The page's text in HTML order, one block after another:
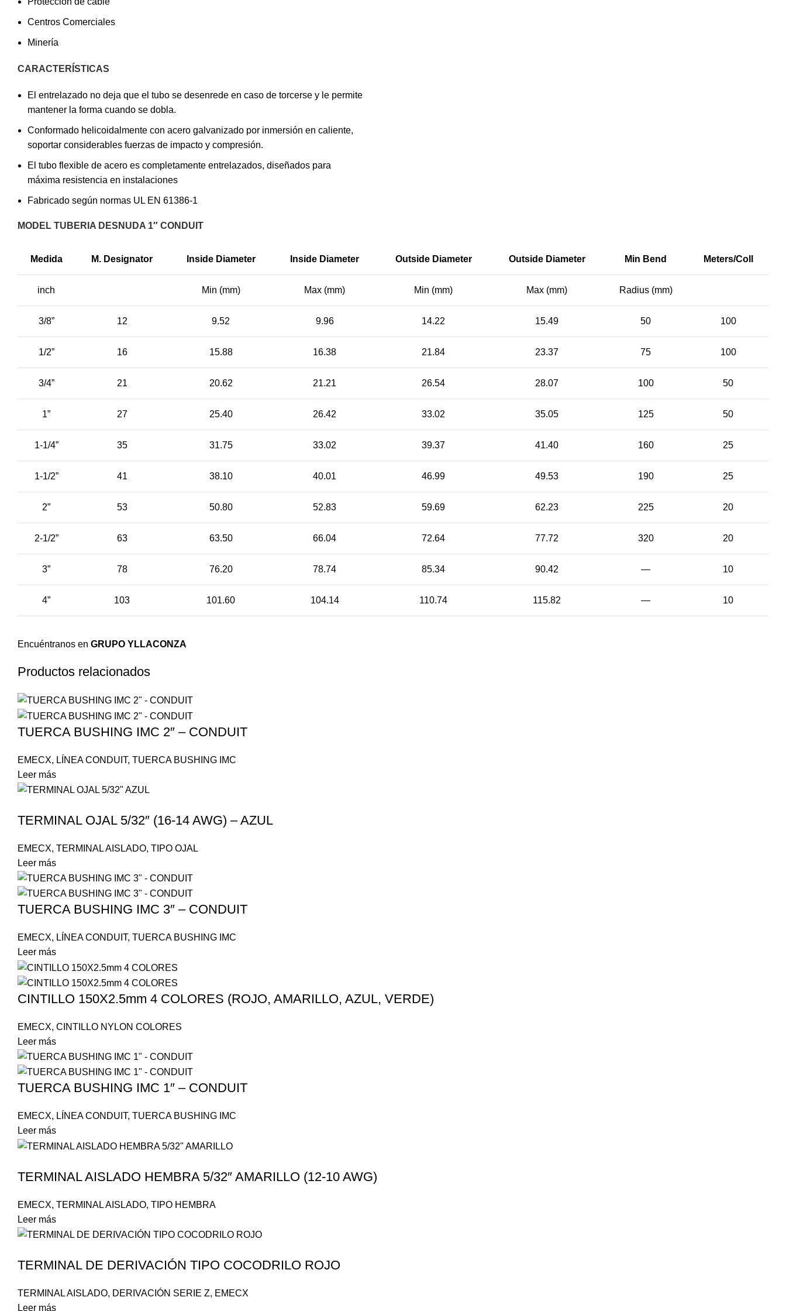
Centros Comerciales
Minería
CARACTERÍSTICAS
El entrelazado no deja que el tubo se desenrede en caso de torcerse y le permite
mantener la forma cuando se dobla.
Conformado helicoidalmente con acero galvanizado por inmersión en caliente,
soportar considerables fuerzas de impacto y compresión.
El tubo flexible de acero es completamente entrelazados, diseñados para
máxima resistencia en instalaciones
Fabricado según normas UL EN 61386-1
MODEL TUBERIA DESNUDA 1″ CONDUIT
Medida M. Designator Inside Diameter Inside Diameter Outside Diameter Outside Diameter Min Bend Meters/Coll
inch Min (mm) Max (mm) Min (mm) Max (mm) Radius (mm)
3/8” 12 9.52 9.96 14.22 15.49 50 100
1/2” 16 15.88 16.38 21.84 23.37 75 100
3/4” 21 20.62 21.21 26.54 28.07 100 50
1” 27 25.40 26.42 33.02 35.05 125 50
1-1/4” 35 31.75 33.02 39.37 41.40 160 25
1-1/2” 41 38.10 40.01 46.99 49.53 190 25
2” 53 50.80 52.83 59.69 62.23 225 20
2-1/2” 63 63.50 66.04 72.64 77.72 320 20
3” 78 76.20 78.74 85.34 90.42 — 10
4” 103 101.60 104.14 110.74 115.82 — 10
Encuéntranos en GRUPO YLLACONZA
Productos relacionados
TUERCA BUSHING IMC 2″ – CONDUIT
EMECX, LÍNEA CONDUIT, TUERCA BUSHING IMC
Leer más
TERMINAL OJAL 5/32″ (16-14 AWG) – AZUL
EMECX, TERMINAL AISLADO, TIPO OJAL
Leer más
TUERCA BUSHING IMC 3″ – CONDUIT
EMECX, LÍNEA CONDUIT, TUERCA BUSHING IMC
Leer más
CINTILLO 150X2.5mm 4 COLORES (ROJO, AMARILLO, AZUL, VERDE)
EMECX, CINTILLO NYLON COLORES
Leer más
TUERCA BUSHING IMC 1″ – CONDUIT
EMECX, LÍNEA CONDUIT, TUERCA BUSHING IMC
Leer más
TERMINAL AISLADO HEMBRA 5/32″ AMARILLO (12-10 AWG)
EMECX, TERMINAL AISLADO, TIPO HEMBRA
Leer más
TERMINAL DE DERIVACIÓN TIPO COCODRILO ROJO
TERMINAL AISLADO, DERIVACIÓN SERIE Z, EMECX
Leer más